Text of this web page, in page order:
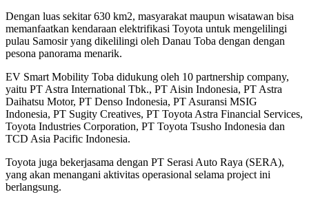
Dengan luas sekitar 630 km2, masyarakat maupun wisatawan bisa
memanfaatkan kendaraan elektrifikasi Toyota untuk mengelilingi
pulau Samosir yang dikelilingi oleh Danau Toba dengan dengan
pesona panorama menarik.
EV Smart Mobility Toba didukung oleh 10 partnership company,
yaitu PT Astra International Tbk., PT Aisin Indonesia, PT Astra
Daihatsu Motor, PT Denso Indonesia, PT Asuransi MSIG
Indonesia, PT Sugity Creatives, PT Toyota Astra Financial Services,
Toyota Industries Corporation, PT Toyota Tsusho Indonesia dan
TCD Asia Pacific Indonesia.
Toyota juga bekerjasama dengan PT Serasi Auto Raya (SERA),
yang akan menangani aktivitas operasional selama project ini
berlangsung.